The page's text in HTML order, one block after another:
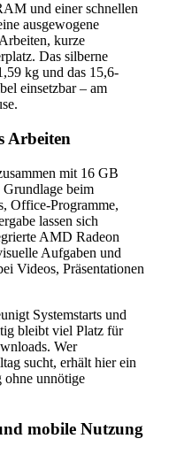
und einer schnellen
ausgewogene
kurze
Das silberne
kg und das 15,6-
einsetzbar – am
Arbeiten
mit 16 GB
beim
Office-Programme,
lassen sich
AMD Radeon
Aufgaben und
Videos, Präsentationen
Systemstarts und
bleibt viel Platz für
Wer
sucht, erhält hier ein
ohne unnötige
mobile Nutzung